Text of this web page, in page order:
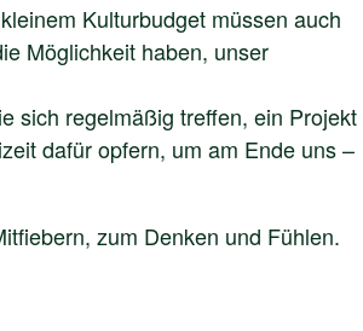
Kulturbudget müssen auch
Möglichkeit haben, unser
sich regelmäßig treffen, ein Projekt
dafür opfern, um am Ende uns –
zum Denken und Fühlen.